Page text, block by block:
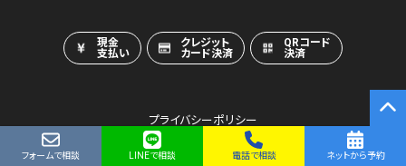
現金
支払い
クレジット
カード決済
QRコード
決済
プライバシーポリシー
フォームで相談 LINEで相談 電話で相談 ネットから予約